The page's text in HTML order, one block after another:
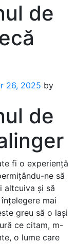
de
26, 2025 by
de
fi o experiență
ne să
altcuiva și să
mai
greu să o lași
ce citam, m-
o lume care